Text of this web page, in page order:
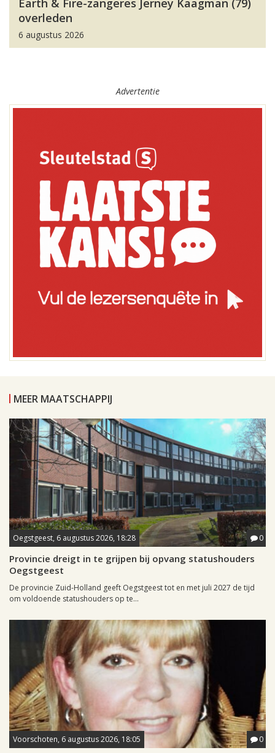
Earth & Fire-zangeres Jerney Kaagman (79)
overleden
6 augustus 2026
Advertentie
MEER MAATSCHAPPIJ
Oegstgeest, 6 augustus 2026, 18:28 0
Provincie dreigt in te grijpen bij opvang statushouders
Oegstgeest
De provincie Zuid-Holland geeft Oegstgeest tot en met juli 2027 de tijd
om voldoende statushouders op te...
Voorschoten, 6 augustus 2026, 18:05 0